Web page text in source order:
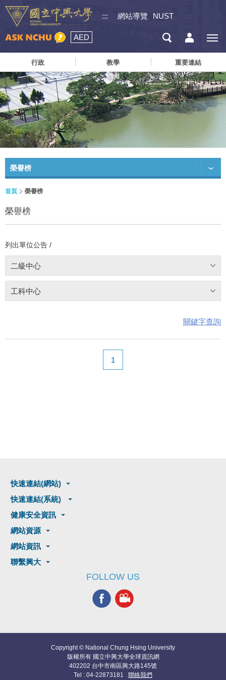
::: 網站導覽 NUST
AED
行政 教學 重要連結
榮譽榜
首頁 榮譽榜
榮譽榜
列出單位公告 /
二級中心
工科中心
關鍵字查詢
1
快速連結(網站)
快速連結(系統)
健康安全資訊
網站資源
網站資訊
聯繫興大
FOLLOW US
Copyright © National Chung Hsing University
版權所有 國立中興大學全球資訊網
402202 台中市南區興大路145號
Tel : 04-22873181 聯絡我們